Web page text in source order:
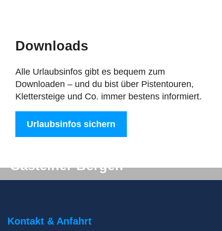
Downloads
Alle Urlaubsinfos gibt es bequem zum
Downloaden – und du bist über Pistentouren,
Klettersteige und Co. immer bestens informiert.
Urlaubsinfos sichern
Gasteiner Bergen
Postfach!
Kontakt & Anfahrt